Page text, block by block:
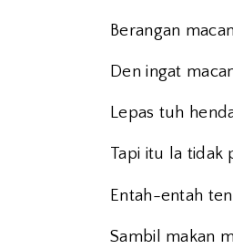
Berangan
Den ingat
Lepas tuh
Tapi itu la tidak
Entah-entah
Sambil makan